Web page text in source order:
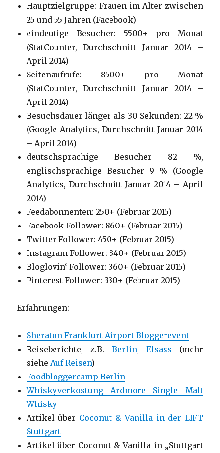
Hauptzielgruppe: Frauen im Alter zwischen
25 und 55 Jahren (Facebook)
eindeutige Besucher: 5500+ pro Monat
(StatCounter, Durchschnitt Januar 2014 –
April 2014)
Seitenaufrufe: 8500+ pro Monat
(StatCounter, Durchschnitt Januar 2014 –
April 2014)
Besuchsdauer länger als 30 Sekunden: 22 %
(Google Analytics, Durchschnitt Januar 2014
– April 2014)
deutschsprachige Besucher 82 %,
englischsprachige Besucher 9 % (Google
Analytics, Durchschnitt Januar 2014 – April
2014)
Feedabonnenten: 250+ (Februar 2015)
Facebook Follower: 860+ (Februar 2015)
Twitter Follower: 450+ (Februar 2015)
Instagram Follower: 340+ (Februar 2015)
Bloglovin‘ Follower: 360+ (Februar 2015)
Pinterest Follower: 330+ (Februar 2015)
Erfahrungen:
Sheraton Frankfurt Airport Bloggerevent
Reiseberichte, z.B. Berlin, Elsass (mehr
siehe Auf Reisen)
Foodbloggercamp Berlin
Whiskyverkostung Ardmore Single Malt
Whisky
Artikel über Coconut & Vanilla in der LIFT
Stuttgart
Artikel über Coconut & Vanilla in „Stuttgart